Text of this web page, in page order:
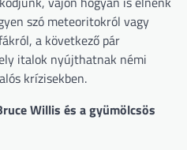
szó meteoritokról vagy
a következő pár
italok nyújthatnak némi
krízisekben.
Willis és a gyümölcsös